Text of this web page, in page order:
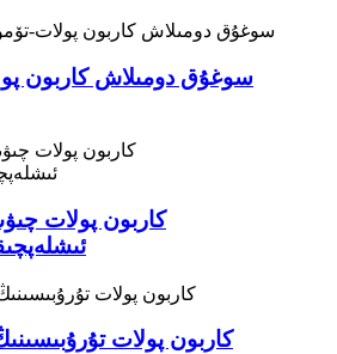
سوغۇق دومىلاش كاربون
كاربون پولات